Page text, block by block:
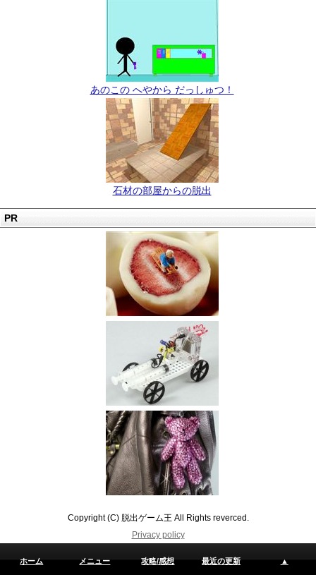
あのこの へやから だっしゅつ！
石材の部屋からの脱出
PR
Copyright (C) 脱出ゲーム王 All Rights reverced.
Privacy policy
ホーム メニュー 攻略/感想 最近の更新 ▲